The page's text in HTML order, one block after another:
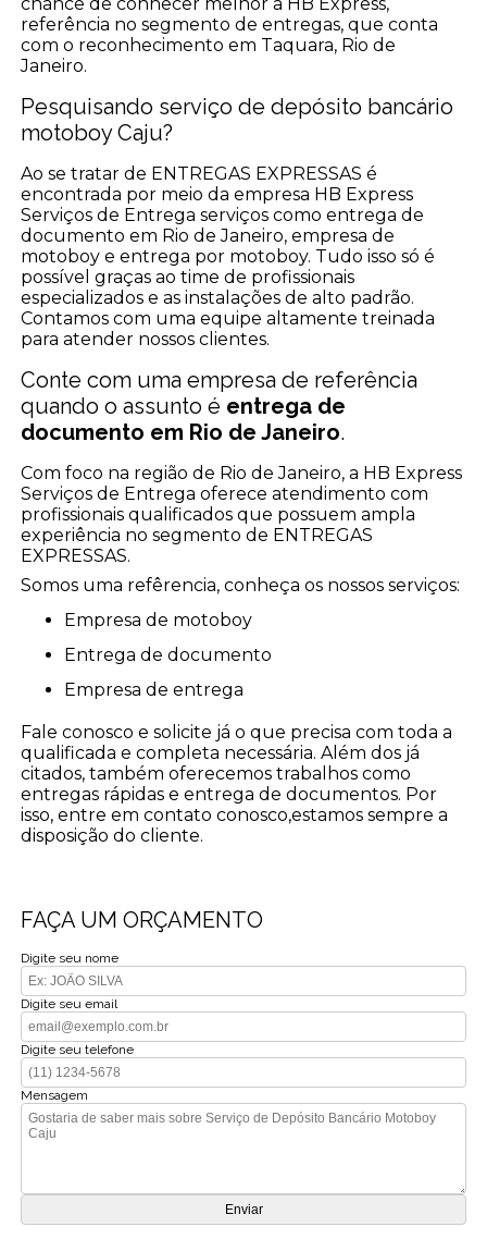
referência no segmento de entregas, que conta
com o reconhecimento em Taquara, Rio de
Janeiro.
Pesquisando serviço de depósito bancário
motoboy Caju?
Ao se tratar de ENTREGAS EXPRESSAS é
encontrada por meio da empresa HB Express
Serviços de Entrega serviços como entrega de
documento em Rio de Janeiro, empresa de
motoboy e entrega por motoboy. Tudo isso só é
possível graças ao time de profissionais
especializados e as instalações de alto padrão.
Contamos com uma equipe altamente treinada
para atender nossos clientes.
Conte com uma empresa de referência
quando o assunto é entrega de
documento em Rio de Janeiro.
Com foco na região de Rio de Janeiro, a HB Express
Serviços de Entrega oferece atendimento com
profissionais qualificados que possuem ampla
experiência no segmento de ENTREGAS
EXPRESSAS.
Somos uma refêrencia, conheça os nossos serviços:
empresa de motoboy
entrega de documento
empresa de entrega
Fale conosco e solicite já o que precisa com toda a
qualificada e completa necessária. Além dos já
citados, também oferecemos trabalhos como
entregas rápidas e entrega de documentos. Por
isso, entre em contato conosco,estamos sempre a
disposição do cliente.
FAÇA UM ORÇAMENTO
Digite seu nome
Digite seu email
Digite seu telefone
Mensagem